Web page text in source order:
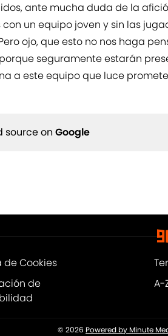
ante mucha duda de la
un equipo joven y sin las
ojo, que esto no nos haga
seguramente estarán
a este equipo que luce
source on Google
de Cookies
de
A-
© 2026 Powered by Minute